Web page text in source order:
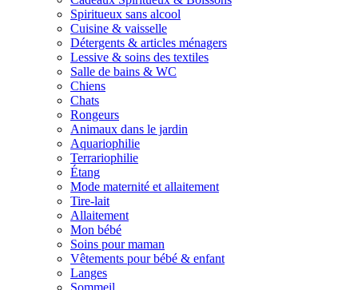
Spiritueux sans alcool
Cuisine & vaisselle
Détergents & articles ménagers
Lessive & soins des textiles
Salle de bains & WC
Chiens
Chats
Rongeurs
Animaux dans le jardin
Aquariophilie
Terrariophilie
Étang
Mode maternité et allaitement
Tire-lait
Allaitement
Mon bébé
Soins pour maman
Vêtements pour bébé & enfant
Langes
Sommeil